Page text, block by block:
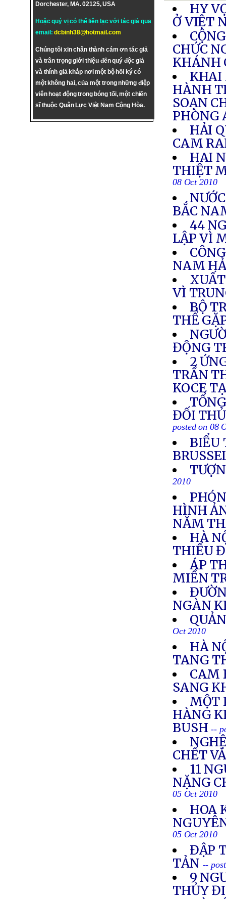
Dorchester, MA. 02125, USA
Hoặc quý vị có thể liên lạc với tác giả qua
email:dcbinh38@hotmail.com
Chúng tôi xin chân thành cám ơn tác giả
và trân trọng giới thiệu đến quý độc giả
và thính giả khắp nơi một bộ hồi ký có
một không hai, của một trong những điệp
viên hoạt động trong bóng tối, một chiến
sĩ thuộc Quân Lực Việt Nam Cộng Hòa.
HY
Ở VIỆT
CHỨC
KHÁNH
KHAI
HÀNH
SOẠN
PHÒNG
HẢI
CAM
HAI
THIỆT
08 Oct 2010
BẮC
44
LẬP VÌ
NAM
VÌ
BỘ
THỂ
ĐỘNG
2
TRẦN
KOCE
ĐỐI
posted on 08
BIỂU
2010
HÌNH
NĂM
HÀ
THIẾU
ÁP
MIỀN
NGÀN
Oct 2010
HÀ
TANG
CAM
SANG
MỘT
HÀNG
BUSH --
CHẾT
11
NẶNG
05 Oct 2010
HOA
05 Oct 2010
ĐẬP
TẢN --
9
THỦY